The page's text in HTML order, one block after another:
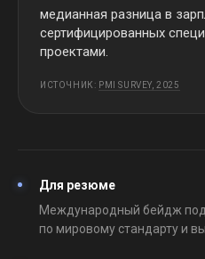
медианная разница в
сертифицированных
проектами.
ИСТОЧНИК: PMI SURVEY, 2025
Для резюме
Международный бейдж
по мировому стандарту и